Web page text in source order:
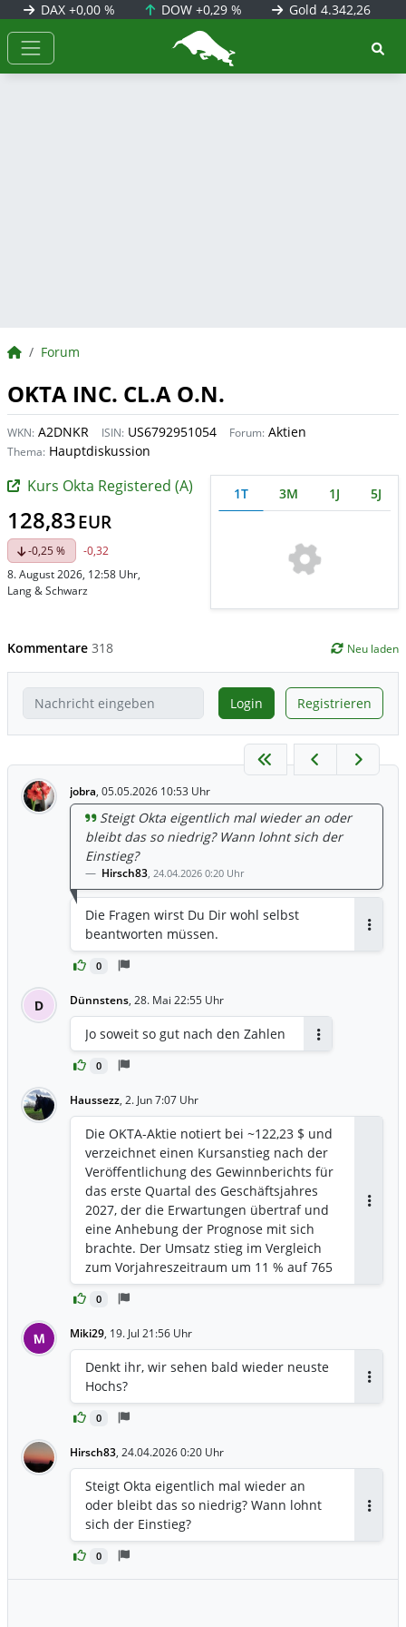
DAX +0,00 % DOW+0,29 % Gold 4.342,26
BörsenNEWS.de
BörsenNEWS.de
Forum
OKTA INC. CL.A O.N.
WKN: A2DNKR ISIN: US6792951054 Forum: Aktien
Thema: Hauptdiskussion
Kurs Okta Registered (A)
128,83EUR
-0,25 %
-0,32
8. August 2026, 12:58 Uhr,
Lang & Schwarz
1T 3M 1J 5J
Kommentare 318 Neu laden
Login Registrieren
jobra, 05.05.2026 10:53 Uhr
0
Steigt Okta eigentlich mal wieder an oder
bleibt das so niedrig? Wann lohnt sich der
Einstieg?
Hirsch83, 24.04.2026 0:20 Uhr
Die Fragen wirst Du Dir wohl selbst
beantworten müssen.
D Dünnstens, 28. Mai 22:55 Uhr
0
Jo soweit so gut nach den Zahlen
Haussezz, 2. Jun 7:07 Uhr
0
Die OKTA-Aktie notiert bei ~122,23 $ und
verzeichnet einen Kursanstieg nach der
Veröffentlichung des Gewinnberichts für
das erste Quartal des Geschäftsjahres
2027, der die Erwartungen übertraf und
eine Anhebung der Prognose mit sich
brachte. Der Umsatz stieg im Vergleich
zum Vorjahreszeitraum um 11 % auf 765
Millionen $. 📈 Setup: Die Aktie hat
kürzlich nach den starken Ergebnissen
und die Umsatzprognose für das
Gesamtjahr auf 3,185–3,205 Mrd. $
angehoben. Der Optionsfluss ist stark
bullisch, mit massiven institutionellen
Blockgeschäften und Sweeps, die auf
abzielen, da Investoren das
Unternehmen aufgrund seines
Potenzials im Bereich der
Identitätssicherheit durch KI-Agenten
neu bewerten. 🐂 Bullen-Trigger: Ein
klarer Tagesabschluss über 126,00 $
M Miki29, 19. Jul 21:56 Uhr
0
Denkt ihr, wir sehen bald wieder neuste
Hochs?
Hirsch83, 24.04.2026 0:20 Uhr
0
Steigt Okta eigentlich mal wieder an
oder bleibt das so niedrig? Wann lohnt
sich der Einstieg?